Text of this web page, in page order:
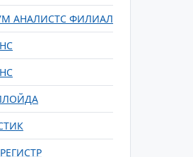
АНАЛИСТС ФИЛИАЛ